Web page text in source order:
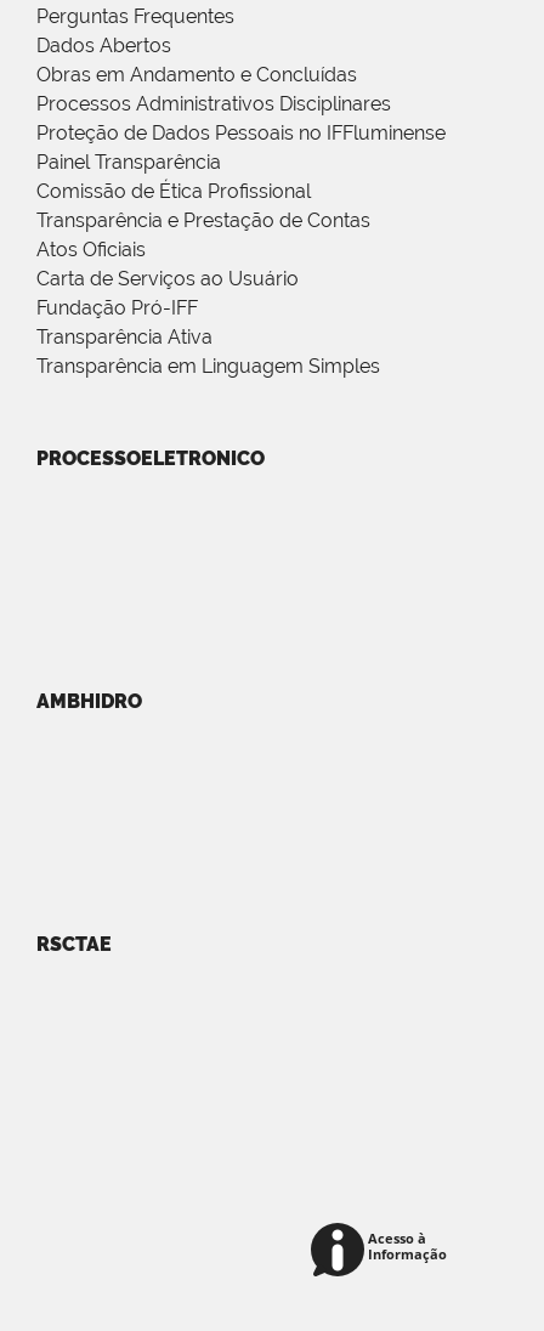
Perguntas Frequentes
Dados Abertos
Obras em Andamento e Concluídas
Processos Administrativos Disciplinares
Proteção de Dados Pessoais no IFFluminense
Painel Transparência
Comissão de Ética Profissional
Transparência e Prestação de Contas
Atos Oficiais
Carta de Serviços ao Usuário
Fundação Pró-IFF
Transparência Ativa
Transparência em Linguagem Simples
PROCESSOELETRONICO
AMBHIDRO
RSCTAE